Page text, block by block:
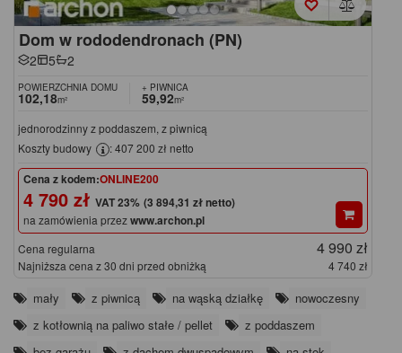
Dom w rododendronach (PN)
2 5 2
POWIERZCHNIA DOMU
102,18m²
+ PIWNICA
59,92m²
jednorodzinny z poddaszem, z piwnicą
Koszty budowy
: 407 200 zł netto
Cena z kodem:ONLINE200
4 790 zł (3 894,31 zł netto)
na zamówienia przezwww.archon.pl
Cena regularna 4 990 zł
Najniższa cena z 30 dni przed obniżką 4 740 zł
mały z piwnicą na wąską działkę
nowoczesny
z kotłownią na paliwo stałe / pellet
z poddaszem